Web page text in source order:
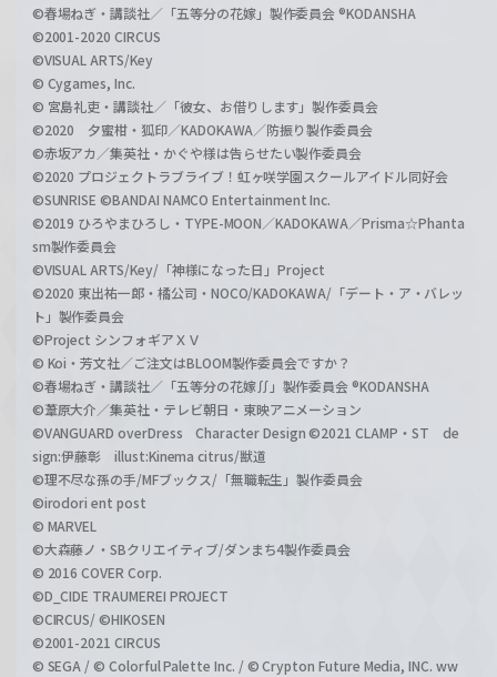
©春場ねぎ・講談社／「五等分の花嫁」製作委員会 ®KODANSHA
©2001-2020 CIRCUS
©VISUAL ARTS/Key
© Cygames, Inc.
© 宮島礼吏・講談社／「彼女、お借りします」製作委員会
©2020 夕蜜柑・狐印／KADOKAWA／防振り製作委員会
©赤坂アカ／集英社・かぐや様は告らせたい製作委員会
©2020 プロジェクトラブライブ！虹ヶ咲学園スクールアイドル同好会
©SUNRISE ©BANDAI NAMCO Entertainment Inc.
©2019 ひろやまひろし・TYPE-MOON／KADOKAWA／Prisma☆Phanta
sm製作委員会
©VISUAL ARTS/Key/「神様になった日」Project
©2020 東出祐一郎・橘公司・NOCO/KADOKAWA/「デート・ア・バレッ
ト」製作委員会
©Project シンフォギアＸＶ
© Koi・芳文社／ご注文はBLOOM製作委員会ですか？
©春場ねぎ・講談社／「五等分の花嫁∬」製作委員会 ®KODANSHA
©葦原大介／集英社・テレビ朝日・東映アニメーション
©VANGUARD overDress Character Design ©2021 CLAMP・ST de
sign:伊藤彰 illust:Kinema citrus/獣道
©理不尽な孫の手/MFブックス/「無職転生」製作委員会
©irodori ent post
© MARVEL
©大森藤ノ・SBクリエイティブ/ダンまち4製作委員会
© 2016 COVER Corp.
©D_CIDE TRAUMEREI PROJECT
©CIRCUS/ ©HIKOSEN
©2001-2021 CIRCUS
© SEGA / © Colorful Palette Inc. / © Crypton Future Media, INC. ww